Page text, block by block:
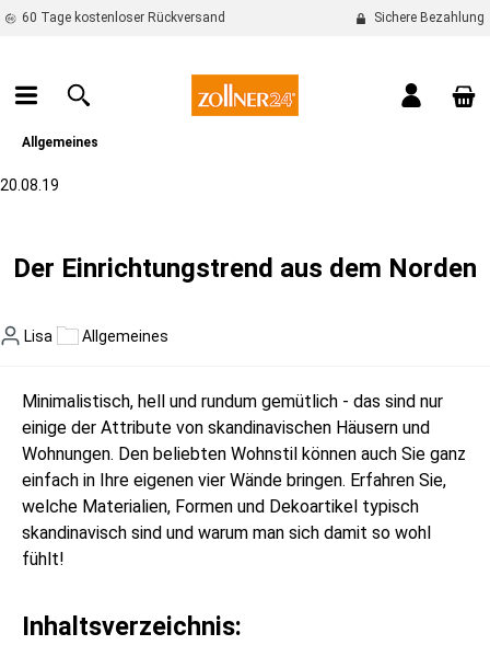
springen
60 Tage kostenloser Rückversand Sichere Bezahlung
Allgemeines
20.08.19
Der Einrichtungstrend aus dem Norden
Lisa Allgemeines
Minimalistisch, hell und rundum gemütlich - das sind nur
einige der Attribute von skandinavischen Häusern und
Wohnungen. Den beliebten Wohnstil können auch Sie ganz
einfach in Ihre eigenen vier Wände bringen. Erfahren Sie,
welche Materialien, Formen und Dekoartikel typisch
skandinavisch sind und warum man sich damit so wohl
fühlt!
Inhaltsverzeichnis: